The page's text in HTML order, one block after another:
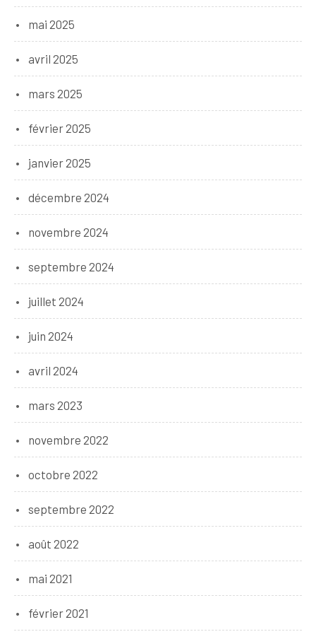
mai 2025
avril 2025
mars 2025
février 2025
janvier 2025
décembre 2024
novembre 2024
septembre 2024
juillet 2024
juin 2024
avril 2024
mars 2023
novembre 2022
octobre 2022
septembre 2022
août 2022
mai 2021
février 2021